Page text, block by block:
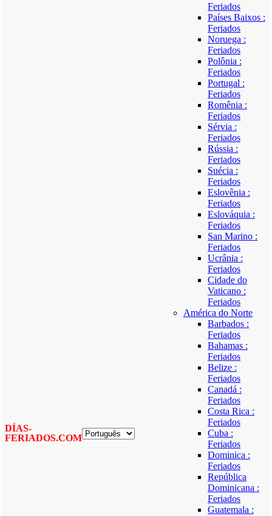
DÍAS-
FERIADOS.COM
Feriados
Países Baixos :
Feriados
Noruega :
Feriados
Polônia :
Feriados
Portugal :
Feriados
Romênia :
Feriados
Sérvia :
Feriados
Rússia :
Feriados
Suécia :
Feriados
Eslovênia :
Feriados
Eslováquia :
Feriados
San Marino :
Feriados
Ucrânia :
Feriados
Cidade do
Vaticano :
Feriados
América do Norte
Barbados :
Feriados
Bahamas :
Feriados
Belize :
Feriados
Canadá :
Feriados
Costa Rica :
Feriados
Cuba :
Feriados
Dominica :
Feriados
República
Dominicana :
Feriados
Guatemala :